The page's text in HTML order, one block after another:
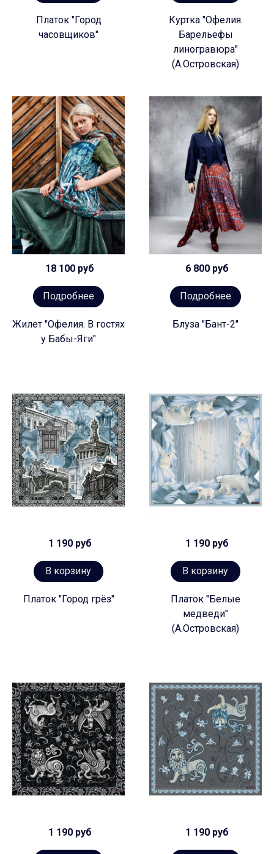
Платок "Город
часовщиков"
Куртка "Офелия.
Барельефы
линогравюра"
(А.Островская)
18 100 руб
Подробнее
Жилет "Офелия. В гостях
у Бабы-Яги"
6 800 руб
Подробнее
Блуза "Бант-2"
1 190 руб
В корзину
Платок "Город грёз"
1 190 руб
В корзину
Платок "Белые
медведи"
(А.Островская)
1 190 руб 1 190 руб